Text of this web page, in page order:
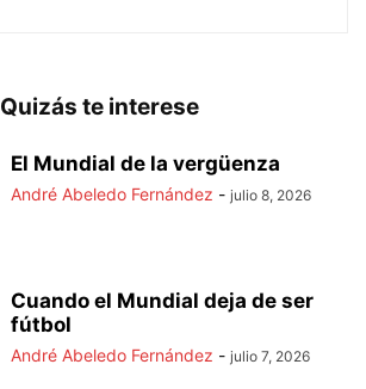
Quizás te interese
El Mundial de la vergüenza
André Abeledo Fernández - julio 8, 2026
Cuando el Mundial deja de ser
fútbol
André Abeledo Fernández - julio 7, 2026